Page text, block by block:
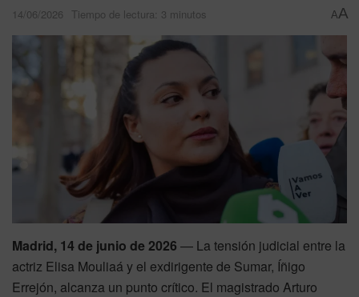
14/06/2026 Tiempo de lectura: 3 minutos AA
Madrid, 14 de junio de 2026 — La tensión judicial entre la
actriz Elisa Mouliaá y el exdirigente de Sumar, Íñigo
Errejón, alcanza un punto crítico. El magistrado Arturo